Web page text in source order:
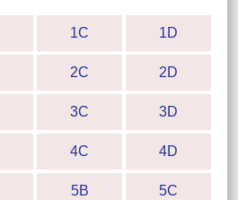
1C 1D
2C 2D
3C 3D
4C 4D
5B 5C